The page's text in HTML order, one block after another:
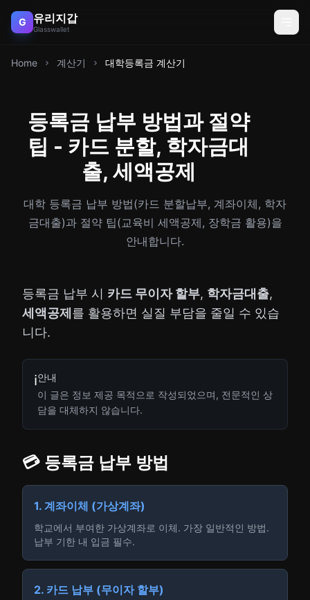
G 유리지갑
Glasswallet
Home 계산기 대학등록금 계산기
등록금 납부 방법과 절약
팁 - 카드 분할, 학자금대
출, 세액공제
대학 등록금 납부 방법(카드 분할납부, 계좌이체, 학자
금대출)과 절약 팁(교육비 세액공제, 장학금 활용)을
안내합니다.
등록금 납부 시 카드 무이자 할부, 학자금대출,
세액공제 를 활용하면 실질 부담을 줄일 수 있습
니다.
ℹ️안내
이 글은 정보 제공 목적으로 작성되었으며, 전문적인 상
담을 대체하지 않습니다.
💳 등록금 납부 방법
1. 계좌이체 (가상계좌)
학교에서 부여한 가상계좌로 이체. 가장 일반적인 방법.
납부 기한 내 입금 필수.
2. 카드 납부 (무이자 할부)